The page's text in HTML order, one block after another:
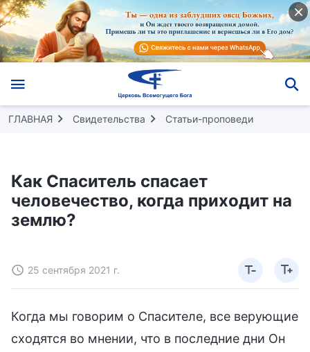
ГЛАВНАЯ Свидетельства Статьи-проповеди
Как Спаситель спасает
человечество, когда приходит на
землю?
25 сентября 2021 г.
Когда мы говорим о Спасителе, все верующие
сходятся во мнении, что в последние дни Он